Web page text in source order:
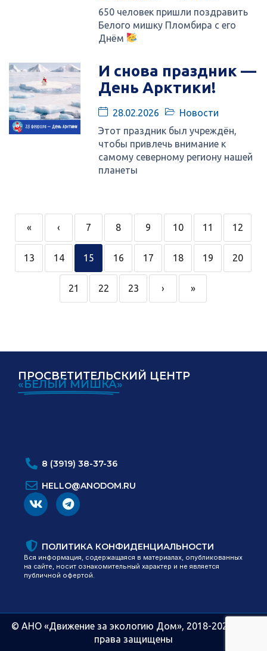
650 человек пришли поздравить
Белого мишку Пломбира с его
Днём
И снова праздник —
День Арктики!
28.02.2026
Новости
Этот праздник был учреждён,
чтобы привлечь внимание к
самому северному региону нашей
планеты
« ‹ 7 8 9 10 11 12
13 14 15 16 17 18 19 20
21 22 23 › »
ПРОСВЕТИТЕЛЬСКИЙ ЦЕНТР
«БЕЛЫЙ МИШКА»
8 (3919) 38-37-36
HELLO@ANODOM.RU
ПОЛИТИКА КОНФИДЕНЦИАЛЬНОСТИ
Вся информация, содержащаяся в материалах, опубликованных
на сайте, носит ознакомительный характер и не является
публичной офертой.
© АНО «Движение за экологию Дом», 2018-2026 | Все
права защищены